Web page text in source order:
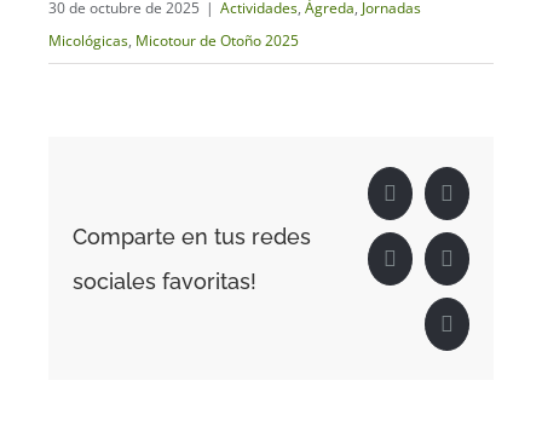
30 de octubre de 2025 | Actividades, Ágreda, Jornadas
Micológicas, Micotour de Otoño 2025
Comparte en tus redes
sociales favoritas!
Facebook
X
LinkedInWhatsApp
Correo
electrónico